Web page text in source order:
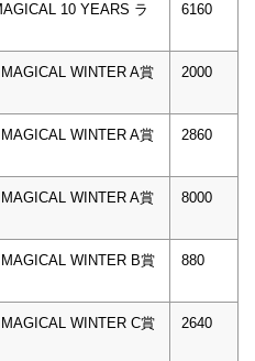
10 YEARS ラ
6160
WINTER A賞
2000
WINTER A賞
2860
WINTER A賞
8000
WINTER B賞
880
WINTER C賞
2640